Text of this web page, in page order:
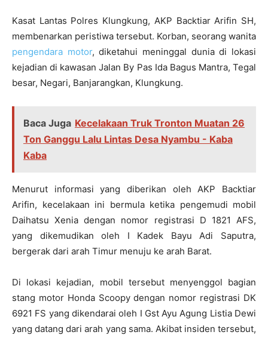
Kasat Lantas Polres Klungkung, AKP Backtiar Arifin SH,
membenarkan peristiwa tersebut. Korban, seorang wanita
pengendara motor, diketahui meninggal dunia di lokasi
kejadian di kawasan Jalan By Pas Ida Bagus Mantra, Tegal
besar, Negari, Banjarangkan, Klungkung.
Baca Juga Kecelakaan Truk Tronton Muatan 26
Ton Ganggu Lalu Lintas Desa Nyambu - Kaba
Kaba
Menurut informasi yang diberikan oleh AKP Backtiar
Arifin, kecelakaan ini bermula ketika pengemudi mobil
Daihatsu Xenia dengan nomor registrasi D 1821 AFS,
yang dikemudikan oleh I Kadek Bayu Adi Saputra,
bergerak dari arah Timur menuju ke arah Barat.
Di lokasi kejadian, mobil tersebut menyenggol bagian
stang motor Honda Scoopy dengan nomor registrasi DK
6921 FS yang dikendarai oleh I Gst Ayu Agung Listia Dewi
yang datang dari arah yang sama. Akibat insiden tersebut,